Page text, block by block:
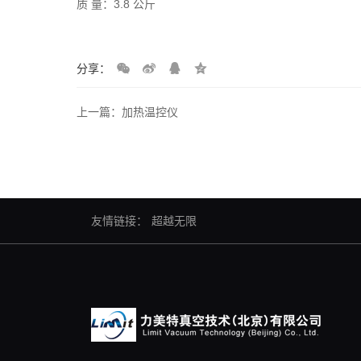
质 量：3.8 公斤
分享：
上一篇：加热温控仪
友情链接： 超越无限